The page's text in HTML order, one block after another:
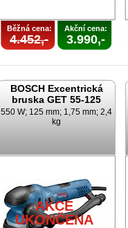
Běžná cena:
4.452,-
Akční cena:
3.990,-
BOSCH Excentrická
bruska GET 55-125
550 W; 125 mm; 1,75 mm; 2,4
kg
AKCE
UKONČENA